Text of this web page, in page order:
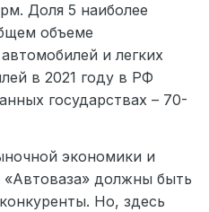
Доля 5 наиболее
объеме
и легких
в 2021 году в РФ
государствах – 70-
экономики и
должны быть
Но, здесь